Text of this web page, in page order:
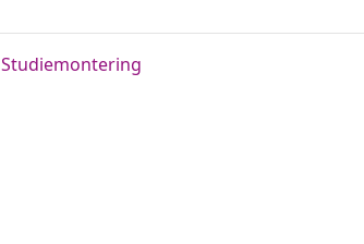
Studiemontering